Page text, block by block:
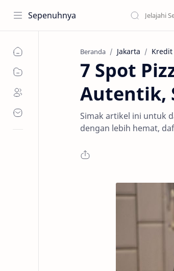
Sepenuhnya
Beranda Jakarta Kredit
7 Spot
Autentik,
Simak artikel ini untuk
dengan lebih hemat,